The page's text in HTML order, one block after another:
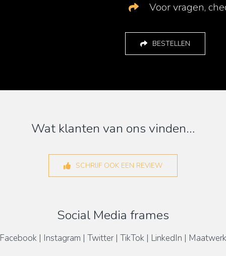
Voor vragen,
BESTELLEN
Wat klanten van ons vinden…
SCHRIJF OOK EEN REVIEW
Social Media frames
Facebook | Instagram | Twitter | TikTok | LinkedIn | Maatwerk